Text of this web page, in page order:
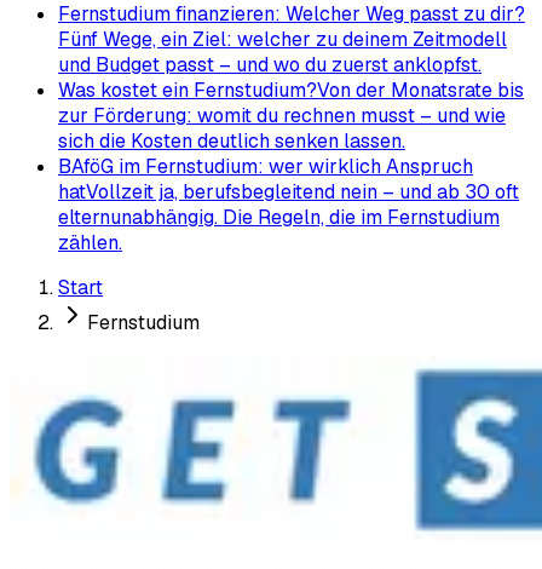
Fernstudium finanzieren: Welcher Weg passt zu dir?
Fünf Wege, ein Ziel: welcher zu deinem Zeitmodell
und Budget passt – und wo du zuerst anklopfst.
Was kostet ein Fernstudium?Von der Monatsrate bis
zur Förderung: womit du rechnen musst – und wie
sich die Kosten deutlich senken lassen.
BAföG im Fernstudium: wer wirklich Anspruch
hatVollzeit ja, berufsbegleitend nein – und ab 30 oft
elternunabhängig. Die Regeln, die im Fernstudium
zählen.
Start
Fernstudium